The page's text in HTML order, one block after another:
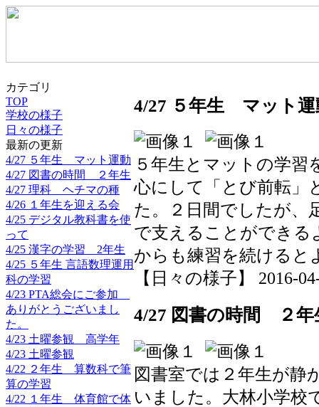
カテゴリ
TOP
学校の様子
日々の様子
最新の更新
4/27 ５年生 マット運動
4/27 図書の時間 ２年生
4/27 理科 ヘチマの種
4/26 １年生を迎える会
4/25 デジタル教科書を使
って
4/25 漢字の学習 2年生
4/25 ５年生 言語数理運用
科の学習
4/23 PTA総会にご参加
ありがとうございまし
た。
4/23 土曜参観 高学年
4/23 土曜参観
4/22 ２年生 算数科で筆
算の学習
4/22 １年生 体育館で体
4/27 ５年生 マット運
５年生とマットの学習
心にして「とび前転」
た。２日間でしたが、
で支えることができ
からも練習を続けると
【日々の様子】 2016-
4/27 図書の時間 ２年
図書室では２年生が静
いました。大林小学校